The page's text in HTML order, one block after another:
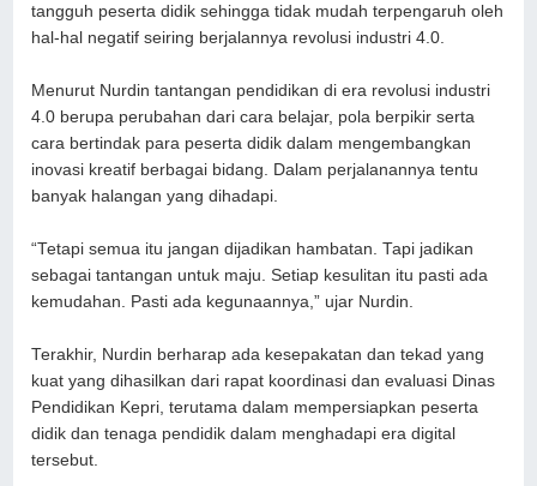
tangguh peserta didik sehingga tidak mudah terpengaruh oleh
hal-hal negatif seiring berjalannya revolusi industri 4.0.
Menurut Nurdin tantangan pendidikan di era revolusi industri
4.0 berupa perubahan dari cara belajar, pola berpikir serta
cara bertindak para peserta didik dalam mengembangkan
inovasi kreatif berbagai bidang. Dalam perjalanannya tentu
banyak halangan yang dihadapi.
“Tetapi semua itu jangan dijadikan hambatan. Tapi jadikan
sebagai tantangan untuk maju. Setiap kesulitan itu pasti ada
kemudahan. Pasti ada kegunaannya,” ujar Nurdin.
Terakhir, Nurdin berharap ada kesepakatan dan tekad yang
kuat yang dihasilkan dari rapat koordinasi dan evaluasi Dinas
Pendidikan Kepri, terutama dalam mempersiapkan peserta
didik dan tenaga pendidik dalam menghadapi era digital
tersebut.